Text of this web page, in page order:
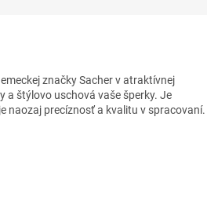
značky Sacher v atraktívnej
a štýlovo uschová vaše šperky. Je
naozaj precíznosť a kvalitu v spracovaní.